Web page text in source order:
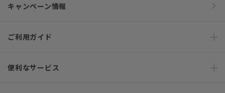
キャンペーン情報
ご利用ガイド
便利なサービス